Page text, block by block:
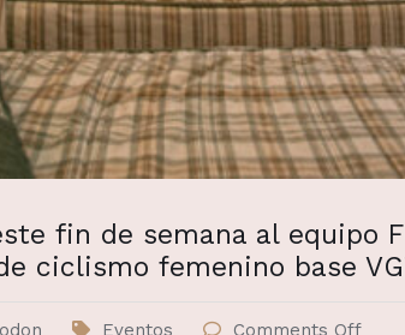
fin de semana al equipo
ciclismo femenino base
Eventos Comments Off